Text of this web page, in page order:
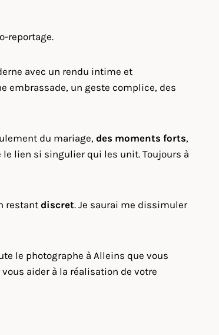
reportage.
avec un rendu intime et
embrassade, un geste complice, des
du mariage, des moments forts,
le lien si singulier qui les unit. Toujours à
restant discret. Je saurai me dissimuler
le photographe à Alleins que vous
aider à la réalisation de votre